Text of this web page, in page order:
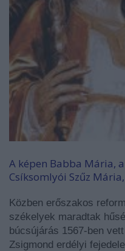
A képen Babba Mária,
Csíksomlyói Szűz
Közben erőszakos
székelyek maradtak
búcsújárás 1567-ben
Zsigmond erdélyi